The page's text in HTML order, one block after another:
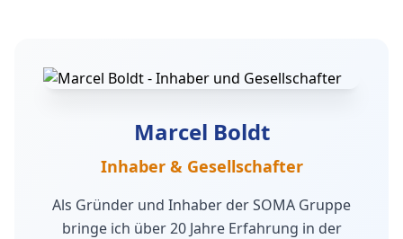
Marcel Boldt
Inhaber & Gesellschafter
Als Gründer und Inhaber der SOMA Gruppe
bringe ich über 20 Jahre Erfahrung in der